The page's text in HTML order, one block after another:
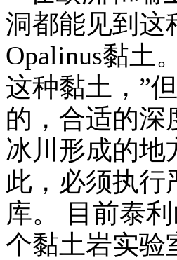
洞都能见到这
Opalinus黏土
这种黏土， ”
的，合适的深
冰川形成的地
此，必须执行
库。 目前泰
个黏土岩实验